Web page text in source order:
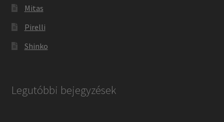
Mitas
Pirelli
Shinko
Legutóbbi bejegyzések